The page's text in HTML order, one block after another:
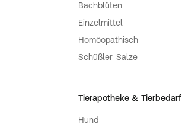
Bachblüten
Einzelmittel
Homöopathisch
Schüßler-Salze
Tierapotheke & Tierbedarf
Hund